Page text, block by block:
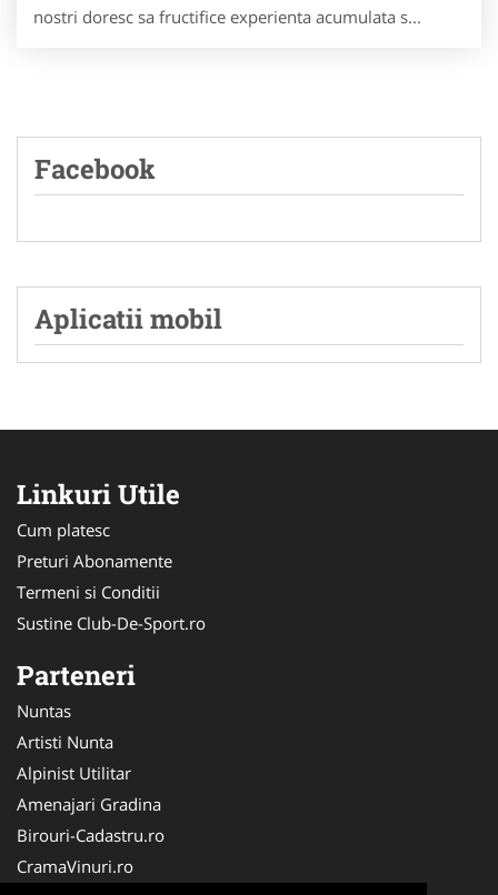
nostri doresc sa fructifice experienta acumulata s...
Facebook
Aplicatii mobil
Linkuri Utile
Cum platesc
Preturi Abonamente
Termeni si Conditii
Sustine Club-De-Sport.ro
Parteneri
Nuntas
Artisti Nunta
Alpinist Utilitar
Amenajari Gradina
Birouri-Cadastru.ro
CramaVinuri.ro